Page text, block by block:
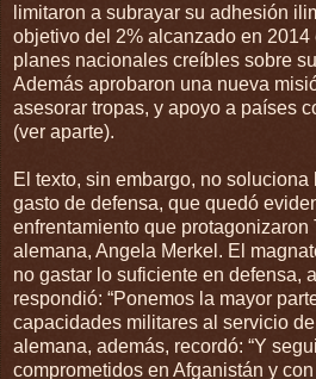
limitaron a subrayar su adhesión
objetivo del 2% alcanzado en 2014
planes nacionales creíbles sobre
Además aprobaron una nueva
asesorar tropas, y apoyo a países
(ver aparte).
El texto, sin embargo, no soluciona
gasto de defensa, que quedó
enfrentamiento que protagonizaron
alemana, Angela Merkel. El
no gastar lo suficiente en defensa,
respondió: “Ponemos la mayor
capacidades militares al servicio
alemana, además, recordó: “Y
comprometidos en Afganistán y